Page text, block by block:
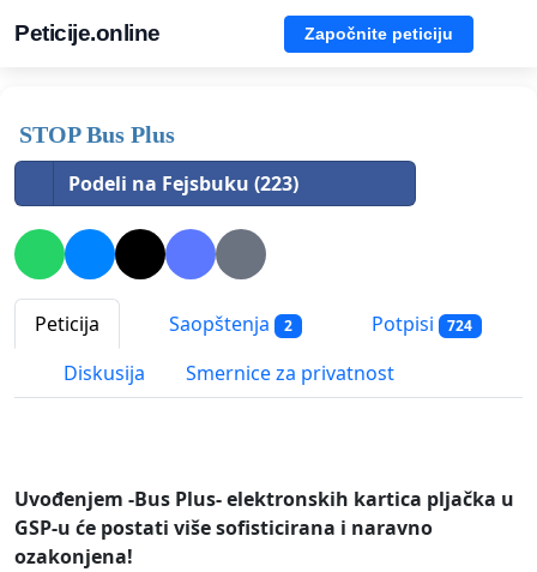
Peticije.online Započnite peticiju
STOP Bus Plus
Podeli na Fejsbuku (223)
Peticija Saopštenja 2 Potpisi 724
Diskusija Smernice za privatnost
Uvođenjem -Bus Plus- elektronskih kartica pljačka u
GSP-u će postati više sofisticirana i naravno
ozakonjena!